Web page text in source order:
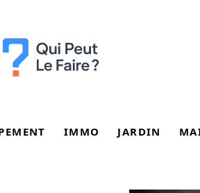
IMMO JARDIN